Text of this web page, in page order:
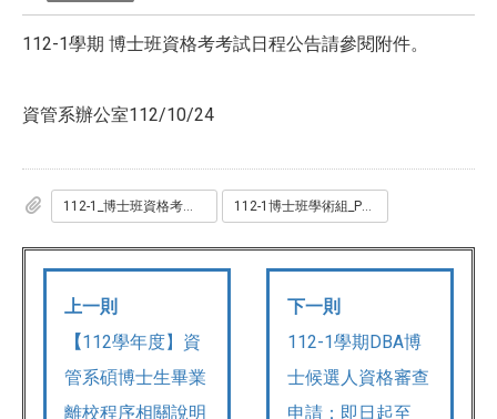
112-1學期 博士班資格考考試日程公告請參閱附件。
資管系辦公室112/10/24
112-1_博士班資格考試日程v2.pdf 112-1博士班學術組_PHD_資格考_命題範圍v2.pdf
上一則
【112學年度】資
管系碩博士生畢業
離校程序相關說明
下一則
112-1學期DBA博
士候選人資格審查
申請：即日起至